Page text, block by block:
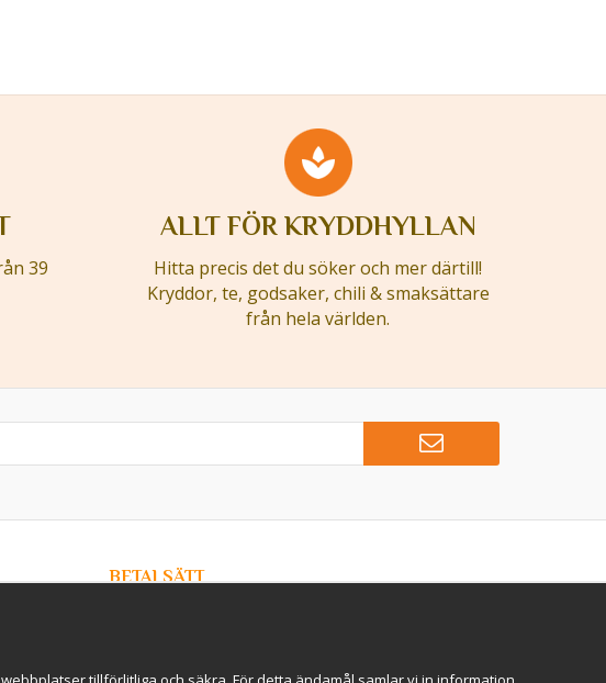
39
ALLT FÖR KRYDDHYLLAN
Hitta precis det du söker och mer därtill!
Kryddor, te, godsaker, chili & smaksättare
från hela världen.
BETALSÄTT